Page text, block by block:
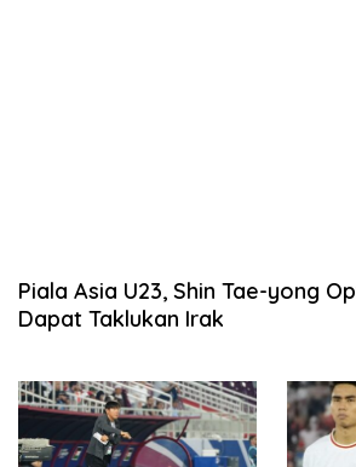
Piala Asia U23, Shin Tae-yong
Dapat Taklukan Irak